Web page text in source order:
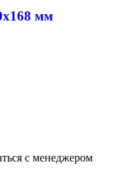
мм
с менеджером